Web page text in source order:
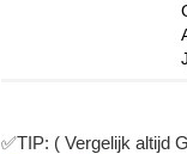
✅TIP: ( Vergelijk altijd